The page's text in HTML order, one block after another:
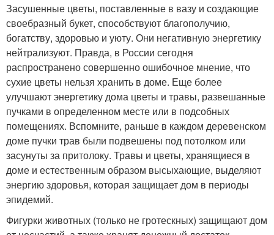
Засушенные цветы, поставленные в вазу и создающие
своебразный букет, способствуют благополучию,
богатству, здоровью и уюту. Они негативную энергетику
нейтрализуют. Правда, в России сегодня
распространено совершенно ошибочное мнение, что
сухие цветы нельзя хранить в доме. Еще более
улучшают энергетику дома цветы и травы, развешанные
пучками в определенном месте или в подсобных
помещениях. Вспомните, раньше в каждом деревенском
доме пучки трав были подвешены под потолком или
засунуты за притолоку. Травы и цветы, хранящиеся в
доме и естественным образом высыхающие, выделяют
энергию здоровья, которая защищает дом в периоды
эпидемий.
Фигурки животных (только не гротескных) защищают дом